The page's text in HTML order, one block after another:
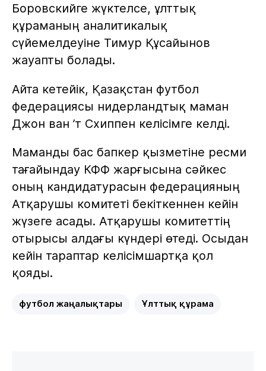
Боровскийге жүктелсе, ұлттық
құраманың аналитикалық
сүйемелдеуіне Тимур Құсайынов
жауапты болады.
Айта кетейік, Қазақстан футбол
федерациясы нидерландтық маман
Джон ван ’т Схиппен келісімге келді.
Маманды бас бапкер қызметіне ресми
тағайындау КФФ жарғысына сәйкес
оның кандидатурасын федерацияның
Атқарушы комитеті бекіткеннен кейін
жүзеге асады. Атқарушы комитеттің
отырысы алдағы күндері өтеді. Осыдан
кейін тараптар келісімшартқа қол
қояды.
футбол жаңалықтары Ұлттық құрама